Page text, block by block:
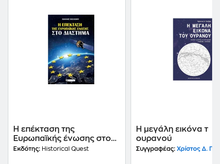
Η επέκταση της
Ευρωπαϊκής ένωσης στο
διάστημα
Εκδότης: Historical Quest
Η μεγάλη εικόνα τ
ουρανού
Συγγραφέας: Χρίστος Δ.